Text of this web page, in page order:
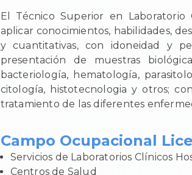
El Técnico Superior en
aplicar conocimientos, habilidades,
y cuantitativas, con idoneidad y
presentación de muestras
bacteriología, hematología,
citología, histotecnologia y otros;
tratamiento de las diferentes
Campo Ocupacional
Servicios de Laboratorios Clínicos
Centros de Salud